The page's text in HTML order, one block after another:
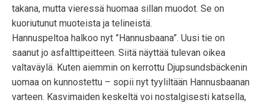
takana, mutta vieressä huomaa sillan muodot. Se on
kuoriutunut muoteista ja telineistä.
Hannuspeltoa halkoo nyt ”Hannusbaana”. Uusi tie on
saanut jo asfalttipeitteen. Siitä näyttää tulevan oikea
valtaväylä. Kuten aiemmin on kerrottu Djupsundsbäckenin
uomaa on kunnostettu – sopii nyt tyyliltään Hannusbaanan
varteen. Kasvimaiden keskeltä voi nostalgisesti katsella,